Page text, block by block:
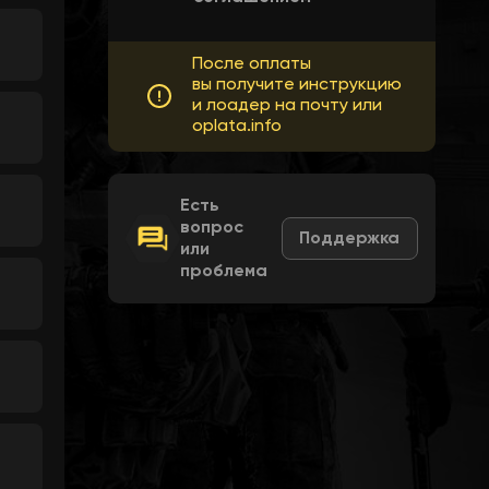
После оплаты
вы получите инструкцию
и лоадер на почту или
oplata.info
Есть
вопрос
или
проблема
Поддержка